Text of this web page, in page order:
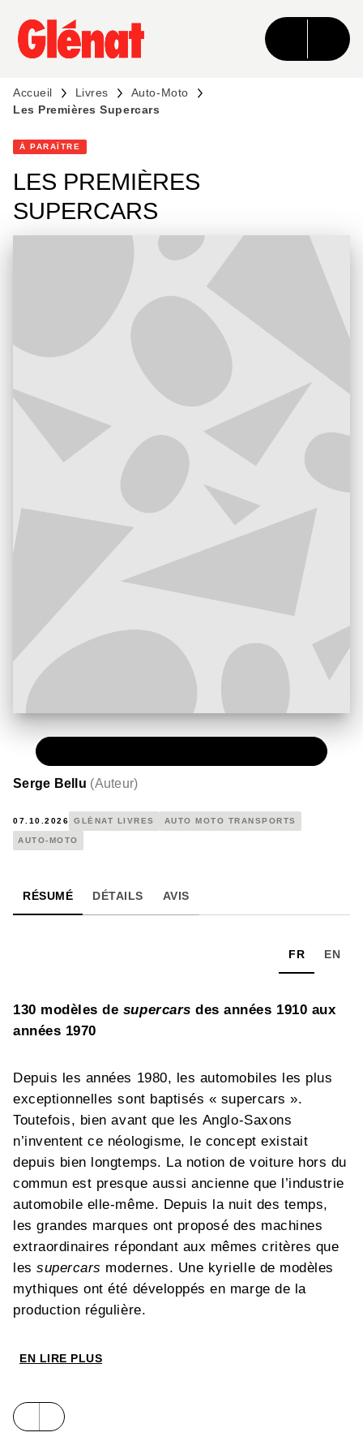
MENU RECHERCHE CONTENU
PIED DE PAGE
Accueil Livres
Auto-Moto
Les Premières Supercars
À PARAÎTRE
LES PREMIÈRES
SUPERCARS
Serge Bellu (Auteur)
07.10.2026 GLÉNAT LIVRES AUTO MOTO TRANSPORTS
AUTO-MOTO
RÉSUMÉ DÉTAILS AVIS
FR EN
130 modèles de supercars des années 1910 aux
années 1970
Depuis les années 1980, les automobiles les plus
exceptionnelles sont baptisés « supercars ».
Toutefois, bien avant que les Anglo-Saxons
n’inventent ce néologisme, le concept existait
depuis bien longtemps. La notion de voiture hors du
commun est presque aussi ancienne que l’industrie
automobile elle-même. Depuis la nuit des temps,
les grandes marques ont proposé des machines
extraordinaires répondant aux mêmes critères que
lessupercars modernes. Une kyrielle de modèles
mythiques ont été développés en marge de la
production régulière.
Dès l’aube du XX
spéciales des modèles de grande diffusion. Ils
réunissaient déjà les mêmes caractéristiques que
EN LIRE PLUS